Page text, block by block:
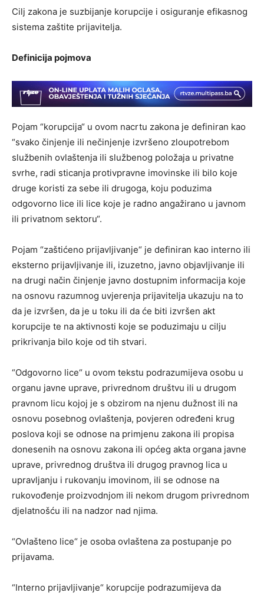
Cilj zakona je suzbijanje korupcije i osiguranje efikasnog
sistema zaštite prijavitelja.
Definicija pojmova
Pojam “korupcija“ u ovom nacrtu zakona je definiran kao
“svako činjenje ili nečinjenje izvršeno zloupotrebom
službenih ovlaštenja ili službenog položaja u privatne
svrhe, radi sticanja protivpravne imovinske ili bilo koje
druge koristi za sebe ili drugoga, koju poduzima
odgovorno lice ili lice koje je radno angažirano u javnom
ili privatnom sektoru“.
Pojam “zaštićeno prijavljivanje“ je definiran kao interno ili
eksterno prijavljivanje ili, izuzetno, javno objavljivanje ili
na drugi način činjenje javno dostupnim informacija koje
na osnovu razumnog uvjerenja prijavitelja ukazuju na to
da je izvršen, da je u toku ili da će biti izvršen akt
korupcije te na aktivnosti koje se poduzimaju u cilju
prikrivanja bilo koje od tih stvari.
“Odgovorno lice“ u ovom tekstu podrazumijeva osobu u
organu javne uprave, privrednom društvu ili u drugom
pravnom licu kojoj je s obzirom na njenu dužnost ili na
osnovu posebnog ovlaštenja, povjeren određeni krug
poslova koji se odnose na primjenu zakona ili propisa
donesenih na osnovu zakona ili općeg akta organa javne
uprave, privrednog društva ili drugog pravnog lica u
upravljanju i rukovanju imovinom, ili se odnose na
rukovođenje proizvodnjom ili nekom drugom privrednom
djelatnošću ili na nadzor nad njima.
“Ovlašteno lice“ je osoba ovlaštena za postupanje po
prijavama.
“Interno prijavljivanje“ korupcije podrazumijeva da